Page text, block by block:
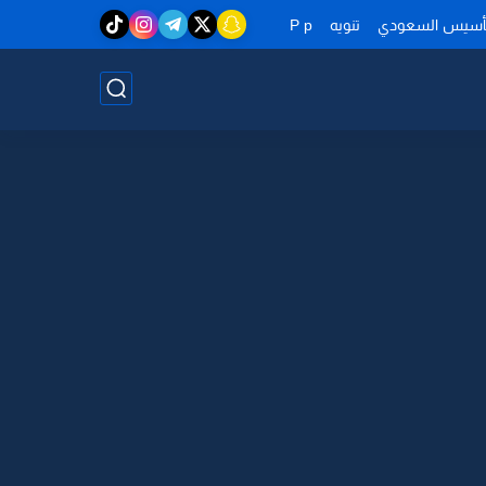
السعودي تنويه P p